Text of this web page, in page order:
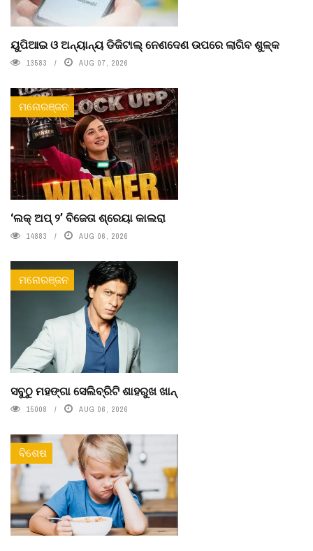
ୟୁପିଆଇ ଓ ଅନ୍ୟାନ୍ୟ ଡିଜିଟାଲ୍ ନେଣଦେଣ ଉପରେ ଲାଗିବ ଶୁଳ୍କ
13583 AUG 07, 2026
ମନୋରଞ୍ଜନ
‘ଲକ୍ ଅପ୍ ୨’ ବିଜେତା ଶ୍ରେୟା କାଲରା
14883 AUG 06, 2026
ମନୋରଞ୍ଜନ
ସବୁଠୁ ମହଙ୍ଗା ସେଲିବ୍ରିଟି ଶାହରୁଖ ଖାନ୍
15008 AUG 06, 2026
ବିଶେଷ